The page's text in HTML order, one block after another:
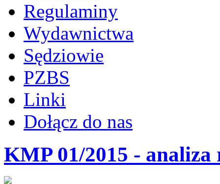
Regulaminy
Wydawnictwa
Sędziowie
PZBS
Linki
Dołącz do nas
KMP 01/2015 - analiza